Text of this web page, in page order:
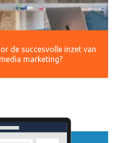
de succesvolle inzet van
marketing?